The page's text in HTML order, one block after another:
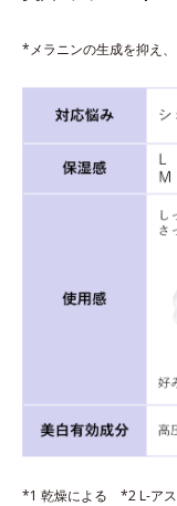
*メラニンの生成を抑え
*1 乾燥による *2 L-アス